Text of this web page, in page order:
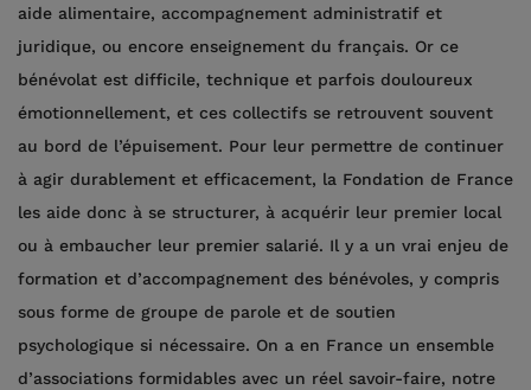
aide alimentaire, accompagnement administratif et
juridique, ou encore enseignement du français. Or ce
bénévolat est difficile, technique et parfois douloureux
émotionnellement, et ces collectifs se retrouvent souvent
au bord de l’épuisement. Pour leur permettre de continuer
à agir durablement et efficacement, la Fondation de France
les aide donc à se structurer, à acquérir leur premier local
ou à embaucher leur premier salarié. Il y a un vrai enjeu de
formation et d’accompagnement des bénévoles, y compris
sous forme de groupe de parole et de soutien
psychologique si nécessaire. On a en France un ensemble
d’associations formidables avec un réel savoir-faire, notre